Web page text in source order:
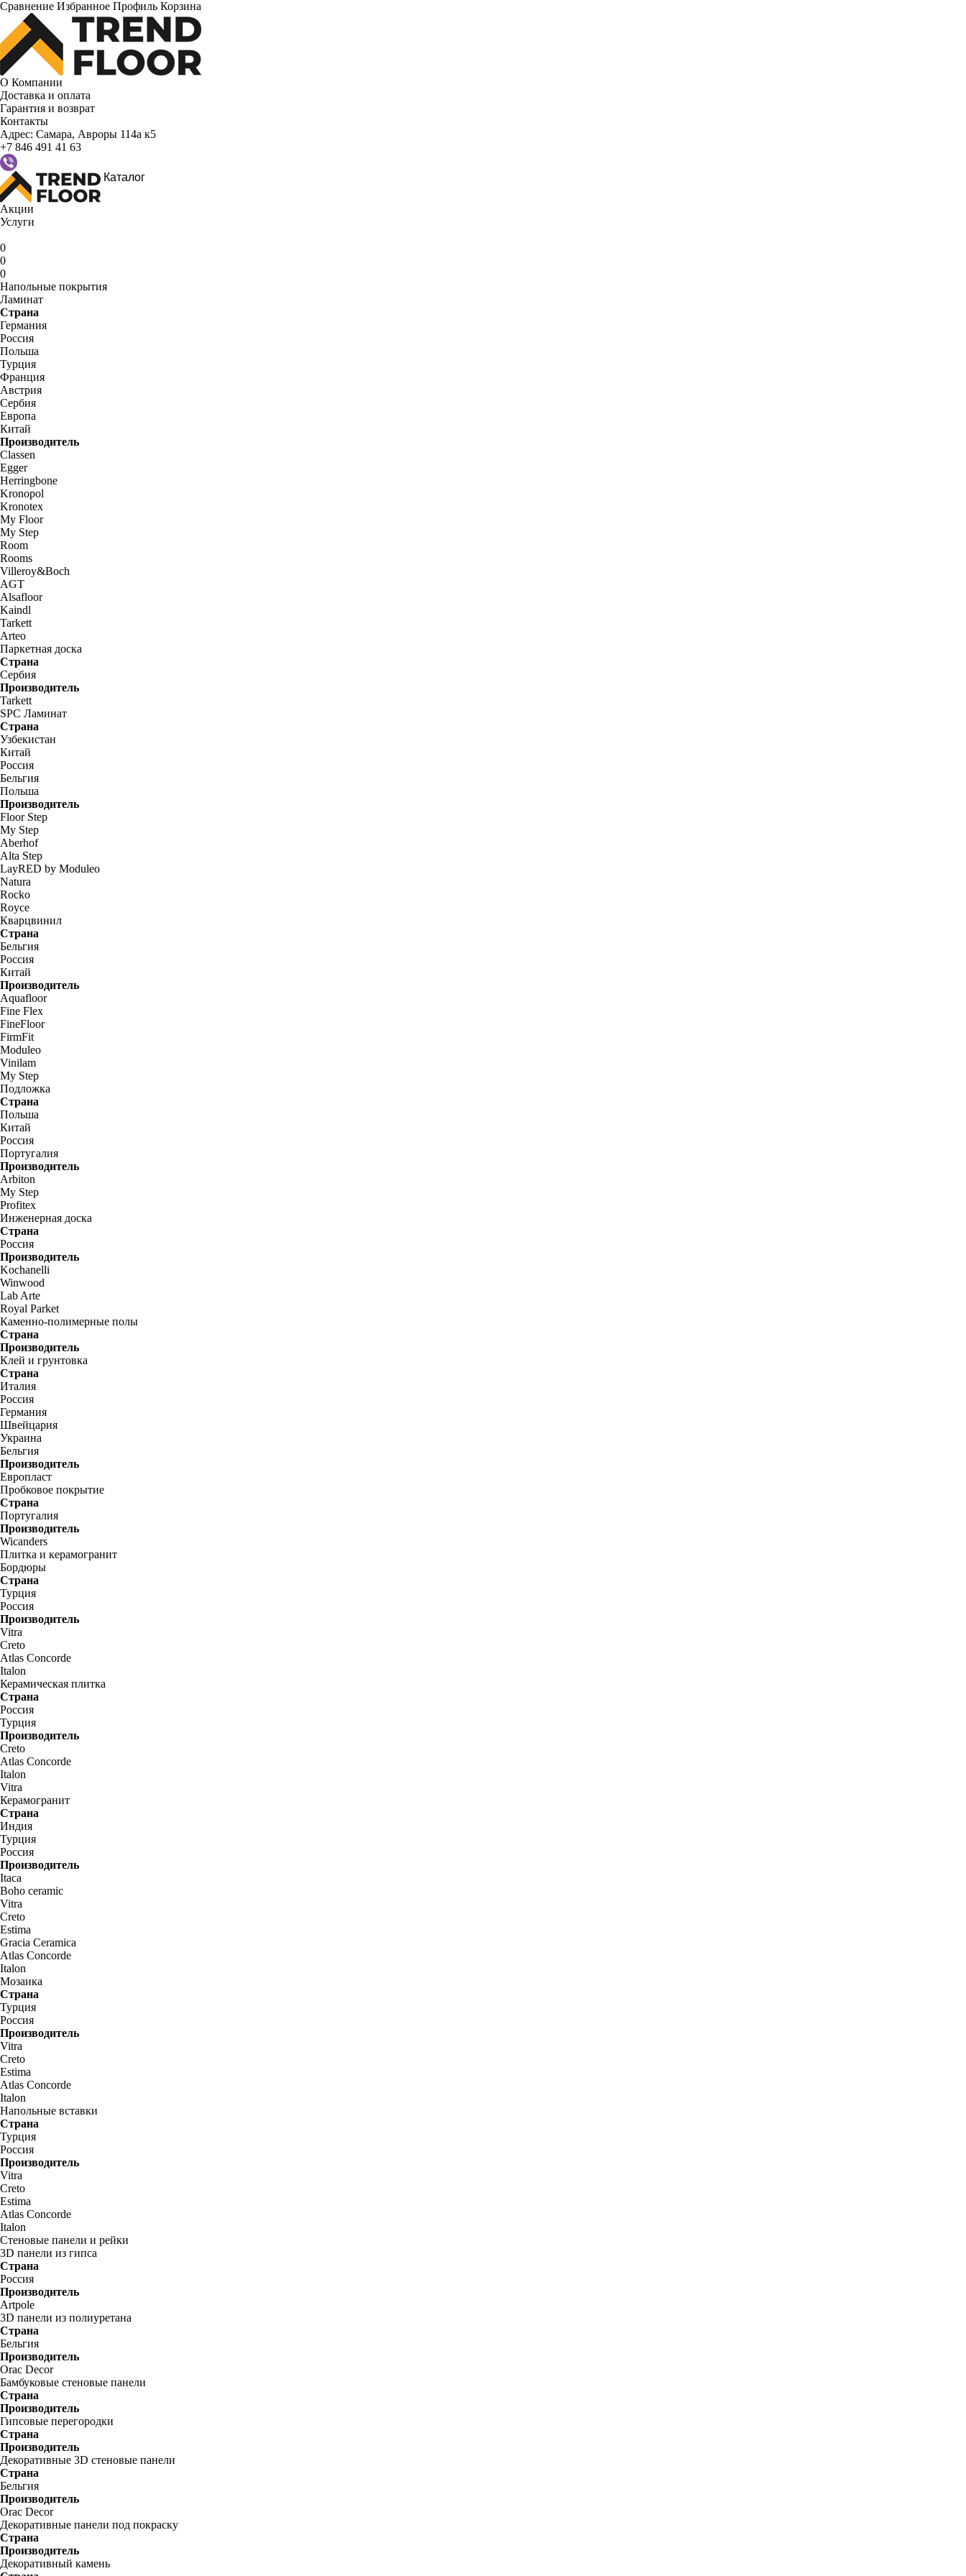
Сравнение Избранное Профиль Корзина
О Компании
Доставка и оплата
Гарантия и возврат
Контакты
Адрес: Самара, Авроры 114а к5
+7 846 491 41 63
Каталог
Акции
Услуги
0
0
0
Напольные покрытия
Ламинат
Страна
Германия
Россия
Польша
Турция
Франция
Австрия
Сербия
Европа
Китай
Производитель
Classen
Egger
Herringbone
Kronopol
Kronotex
My Floor
My Step
Room
Rooms
Villeroy&Boch
AGT
Alsafloor
Kaindl
Tarkett
Arteo
Паркетная доска
Страна
Сербия
Производитель
Tarkett
SPC Ламинат
Страна
Узбекистан
Китай
Россия
Бельгия
Польша
Производитель
Floor Step
My Step
Aberhof
Alta Step
LayRED by Moduleo
Natura
Rocko
Royce
Кварцвинил
Страна
Бельгия
Россия
Китай
Производитель
Aquafloor
Fine Flex
FineFloor
FirmFit
Moduleo
Vinilam
My Step
Подложка
Страна
Польша
Китай
Россия
Португалия
Производитель
Arbiton
My Step
Profitex
Инженерная доска
Страна
Россия
Производитель
Kochanelli
Winwood
Lab Arte
Royal Parket
Каменно-полимерные полы
Страна
Производитель
Клей и грунтовка
Страна
Италия
Россия
Германия
Швейцария
Украина
Бельгия
Производитель
Европласт
Пробковое покрытие
Страна
Португалия
Производитель
Wicanders
Плитка и керамогранит
Бордюры
Страна
Турция
Россия
Производитель
Vitra
Creto
Atlas Concorde
Italon
Керамическая плитка
Страна
Россия
Турция
Производитель
Creto
Atlas Concorde
Italon
Vitra
Керамогранит
Страна
Индия
Турция
Россия
Производитель
Itaca
Boho ceramic
Vitra
Creto
Estima
Gracia Ceramica
Atlas Concorde
Italon
Мозаика
Страна
Турция
Россия
Производитель
Vitra
Creto
Estima
Atlas Concorde
Italon
Напольные вставки
Страна
Турция
Россия
Производитель
Vitra
Creto
Estima
Atlas Concorde
Italon
Стеновые панели и рейки
3D панели из гипса
Страна
Россия
Производитель
Artpole
3D панели из полиуретана
Страна
Бельгия
Производитель
Orac Decor
Бамбуковые стеновые панели
Страна
Производитель
Гипсовые перегородки
Страна
Производитель
Декоративные 3D стеновые панели
Страна
Бельгия
Производитель
Orac Decor
Декоративные панели под покраску
Страна
Производитель
Декоративный камень